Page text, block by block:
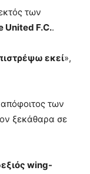
των
United F.C..
εκεί»,
των
ξεκάθαρα σε
wing-